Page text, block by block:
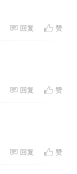
回复 赞
回复 赞
回复 赞